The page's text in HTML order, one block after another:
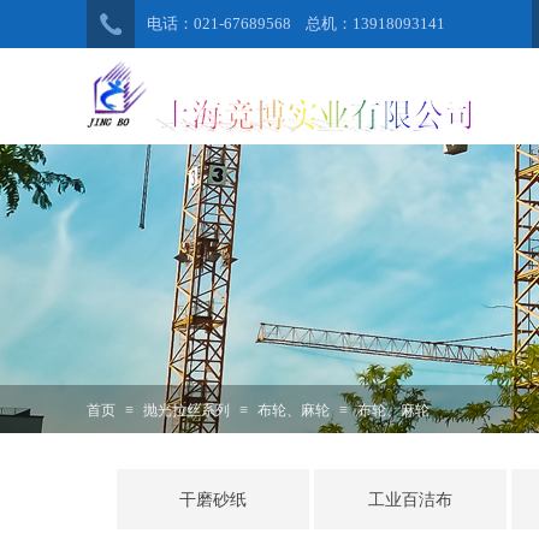
电话：021-67689568 总机：13918093141
首页 ≡ 抛光拉丝系列 ≡ 布轮、麻轮 ≡ 布轮、麻轮
干磨砂纸 工业百洁布